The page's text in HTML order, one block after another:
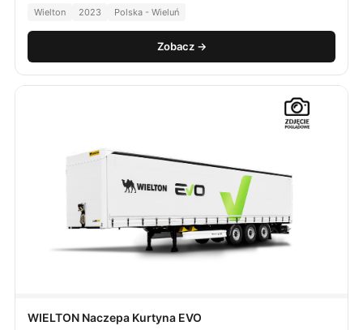
Wielton 2023 Polska - Wieluń
Zobacz →
WIELTON Naczepa Kurtyna EVO